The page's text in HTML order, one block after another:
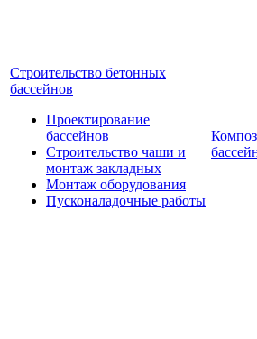
Строительство бетонных
бассейнов
Проектирование
бассейнов
Строительство чаши и
монтаж закладных
Монтаж оборудования
Пусконаладочные работы